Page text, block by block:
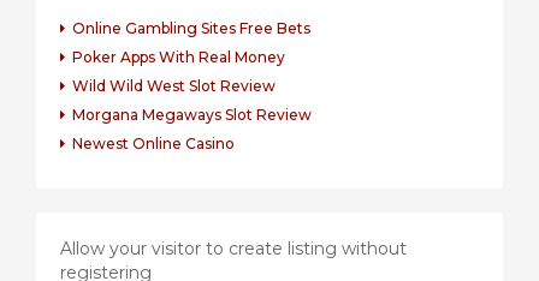
Online Gambling Sites Free Bets
Poker Apps With Real Money
Wild Wild West Slot Review
Morgana Megaways Slot Review
Newest Online Casino
Allow your visitor to create listing without
registering